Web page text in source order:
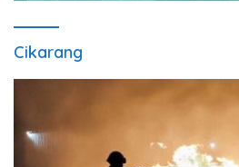
Cikarang